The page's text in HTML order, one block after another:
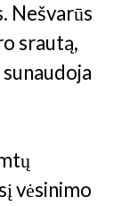
Nešvarūs
srautą,
vėsinimo